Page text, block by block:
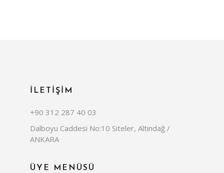
İLETİŞİM
+90 312 287 40 03
Dalboyu Caddesi No:10 Siteler, Altındağ /
ANKARA
ÜYE MENÜSÜ